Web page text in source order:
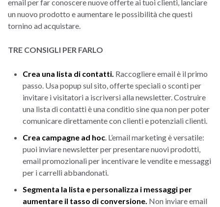
email per far conoscere nuove offerte ai tuoi clienti, lanciare
un nuovo prodotto e aumentare le possibilità che questi
tornino ad acquistare.
TRE CONSIGLI PER FARLO
Crea una lista di contatti. Raccogliere email è il primo
passo. Usa popup sul sito, offerte speciali o sconti per
invitare i visitatori a iscriversi alla newsletter. Costruire
una lista di contatti è una conditio sine qua non per poter
comunicare direttamente con clienti e potenziali clienti.
Crea campagne ad hoc . L’email marketing è versatile:
puoi inviare newsletter per presentare nuovi prodotti,
email promozionali per incentivare le vendite e messaggi
per i carrelli abbandonati.
Segmenta la lista e personalizza i messaggi per
aumentare il tasso di conversione. Non inviare email